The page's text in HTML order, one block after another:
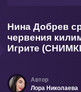
Нина Добрев
червения
Игрите
Лора Николаева